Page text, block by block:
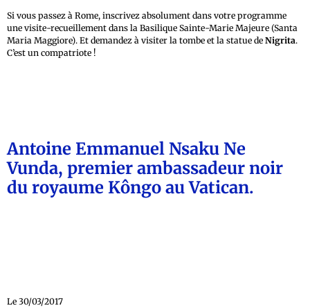
Si vous passez à Rome, inscrivez absolument dans votre programme
une visite-recueillement dans la Basilique Sainte-Marie Majeure (Santa
Maria Maggiore). Et demandez à visiter la tombe et la statue de Nigrita.
C’est un compatriote !
Antoine Emmanuel Nsaku Ne
Vunda, premier ambassadeur noir
du royaume Kôngo au Vatican.
Le 30/03/2017